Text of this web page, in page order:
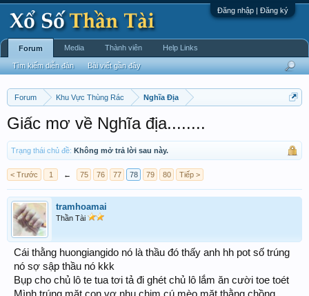
Đăng nhập | Đăng ký
Forum Khu Vực Thùng Rác Nghĩa Địa
Giấc mơ về Nghĩa địa........
Trạng thái chủ đề: Không mở trả lời sau này.
< Trước 1 ← 75 76 77 78 79 80 Tiếp >
tramhoamai
Thần Tài
Cái thằng huongiangido nó là thầu đó thấy anh hh pot số trúng
nó sợ sập thầu nó kkk
Bụp cho chủ lô te tua tơi tả đi ghét chủ lô lắm ăn cười toe toét
Forum
Tìm kiếm diễn đàn Bài viết gần đây
Media Thành viên Help Links